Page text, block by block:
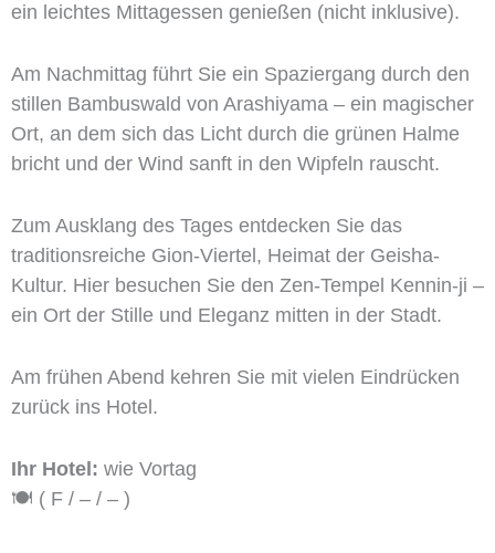
ein leichtes Mittagessen genießen (nicht inklusive).
Am Nachmittag führt Sie ein Spaziergang durch den
stillen Bambuswald von Arashiyama – ein magischer
Ort, an dem sich das Licht durch die grünen Halme
bricht und der Wind sanft in den Wipfeln rauscht.
Zum Ausklang des Tages entdecken Sie das
traditionsreiche Gion-Viertel, Heimat der Geisha-
Kultur. Hier besuchen Sie den Zen-Tempel Kennin-ji –
ein Ort der Stille und Eleganz mitten in der Stadt.
Am frühen Abend kehren Sie mit vielen Eindrücken
zurück ins Hotel.
Ihr Hotel: wie Vortag
🍽️ ( F / – / – )